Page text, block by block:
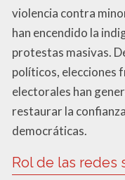
violencia contra
han encendido la
protestas masivas.
políticos, elecciones
electorales han
restaurar la
democráticas.
Rol de las redes